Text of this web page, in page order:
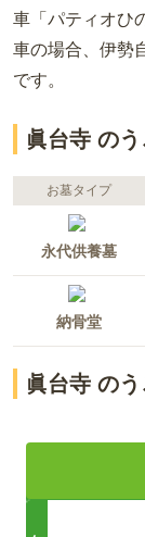
車「パティオひ
車の場合 、伊
です。
眞台寺 の
お墓タイプ
永代供養墓
納骨堂
眞台寺 の
一室ずつ納骨
お寺が大切に
契約後も安心